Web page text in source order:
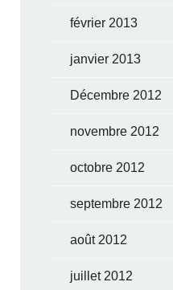
février 2013
janvier 2013
Décembre 2012
novembre 2012
octobre 2012
septembre 2012
août 2012
juillet 2012